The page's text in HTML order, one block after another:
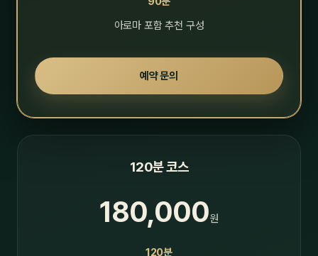
아로마 포함 추천 구성
예약 문의
120분 코스
180,000원
120분